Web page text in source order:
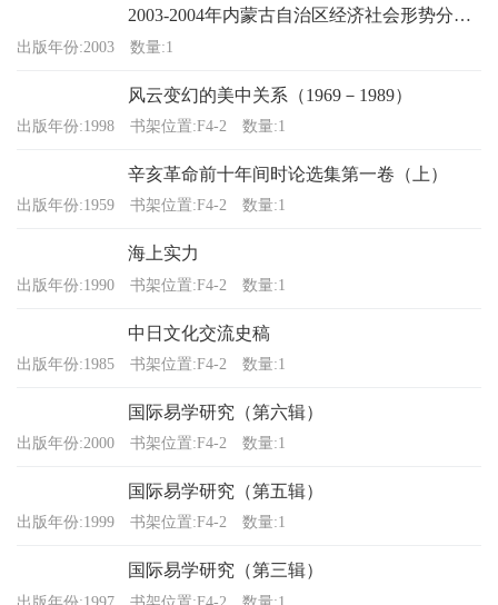
2003-2004年内蒙古自治区经济社会形势分析与预测
出版年份:2003 数量:1
风云变幻的美中关系（1969－1989）
出版年份:1998 书架位置:F4-2 数量:1
辛亥革命前十年间时论选集第一卷（上）
出版年份:1959 书架位置:F4-2 数量:1
海上实力
出版年份:1990 书架位置:F4-2 数量:1
中日文化交流史稿
出版年份:1985 书架位置:F4-2 数量:1
国际易学研究（第六辑）
出版年份:2000 书架位置:F4-2 数量:1
国际易学研究（第五辑）
出版年份:1999 书架位置:F4-2 数量:1
国际易学研究（第三辑）